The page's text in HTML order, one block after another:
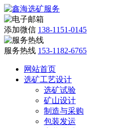
添加微信 138-1151-0145
服务热线 153-1182-6765
网站首页
选矿工艺设计
选矿试验
矿山设计
制造与采购
包装发运